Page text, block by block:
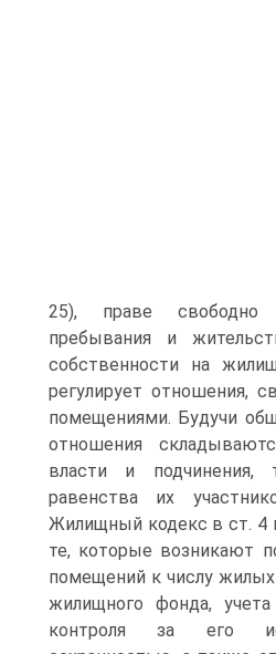
25), праве свободно
пребывания и
собственности на
регулирует отношения,
помещениями. Будучи
отношения
власти и
равенства их
Жилищный кодекс в ст. 4
те, которые возникают
помещений к числу
жилищного фонда,
контроля за его